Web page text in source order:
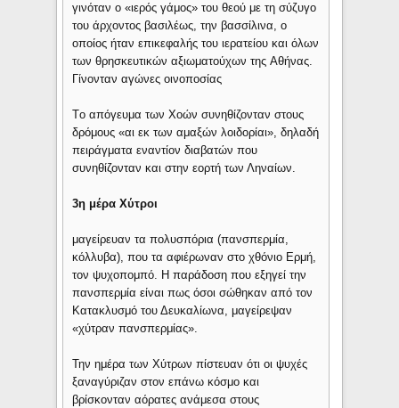
γινόταν ο «ιερός γάμος» του θεού με τη σύζυγο
του άρχοντος βασιλέως, την βασσίλινα, ο
οποίος ήταν επικεφαλής του ιερατείου και όλων
των θρησκευτικών αξιωματούχων της Aθήνας.
Γίνονταν αγώνες οινοποσίας
Tο απόγευμα των Xοών συνηθίζονταν στους
δρόμους «αι εκ των αμαξών λοιδορίαι», δηλαδή
πειράγματα εναντίον διαβατών που
συνηθίζονταν και στην εορτή των Ληναίων.
3η μέρα Χύτροι
μαγείρευαν τα πολυσπόρια (πανσπερμία,
κόλλυβα), που τα αφιέρωναν στο χθόνιο Eρμή,
τον ψυχοπομπό. Η παράδοση που εξηγεί την
πανσπερμία είναι πως όσοι σώθηκαν από τον
Κατακλυσμό του Δευκαλίωνα, μαγείρεψαν
«χύτραν πανσπερμίας».
Την ημέρα των Χύτρων πίστευαν ότι οι ψυχές
ξαναγύριζαν στον επάνω κόσμο και
βρίσκονταν αόρατες ανάμεσα στους